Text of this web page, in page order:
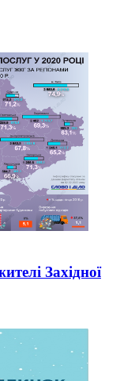
Західної